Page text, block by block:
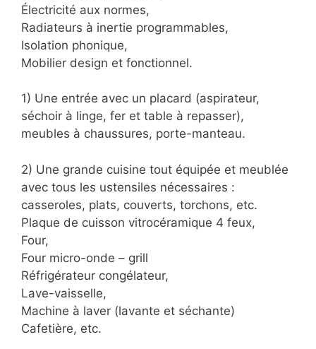
Électricité aux normes,
Radiateurs à inertie programmables,
Isolation phonique,
Mobilier design et fonctionnel.
1) Une entrée avec un placard (aspirateur,
séchoir à linge, fer et table à repasser),
meubles à chaussures, porte-manteau.
2) Une grande cuisine tout équipée et meublée
avec tous les ustensiles nécessaires :
casseroles, plats, couverts, torchons, etc.
Plaque de cuisson vitrocéramique 4 feux,
Four,
Four micro-onde – grill
Réfrigérateur congélateur,
Lave-vaisselle,
Machine à laver (lavante et séchante)
Cafetière, etc.